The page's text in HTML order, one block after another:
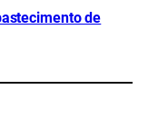
de